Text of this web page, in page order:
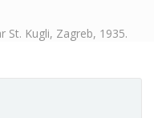
St. Kugli, Zagreb, 1935.